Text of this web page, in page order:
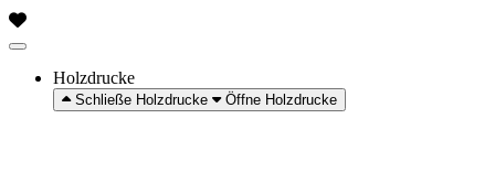
Holzdrucke
Schließe Holzdrucke Öffne Holzdrucke